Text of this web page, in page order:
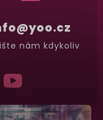
nám kdykoliv